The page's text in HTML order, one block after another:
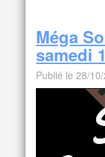
Méga
samedi
Publié le 28/